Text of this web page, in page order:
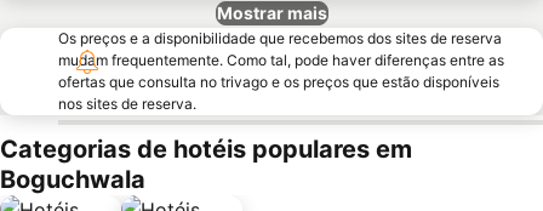
Mostrar mais
Os preços e a disponibilidade que recebemos dos sites de reserva
mudam frequentemente. Como tal, pode haver diferenças entre as
ofertas que consulta no trivago e os preços que estão disponíveis
nos sites de reserva.
Categorias de hotéis populares em
Boguchwala